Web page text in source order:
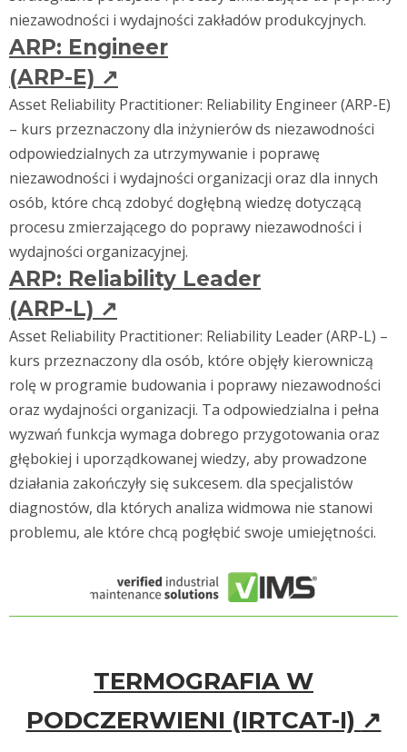
niezawodności i wydajności zakładów produkcyjnych.
ARP: Engineer
(ARP-E) ↗
Asset Reliability Practitioner: Reliability Engineer (ARP-E)
– kurs przeznaczony dla inżynierów ds niezawodności
odpowiedzialnych za utrzymywanie i poprawę
niezawodności i wydajności organizacji oraz dla innych
osób, które chcą zdobyć dogłębną wiedzę dotyczącą
procesu zmierzającego do poprawy niezawodności i
wydajności organizacyjnej.
ARP: Reliability Leader
(ARP-L) ↗
Asset Reliability Practitioner: Reliability Leader (ARP-L) –
kurs przeznaczony dla osób, które objęły kierowniczą
rolę w programie budowania i poprawy niezawodności
oraz wydajności organizacji. Ta odpowiedzialna i pełna
wyzwań funkcja wymaga dobrego przygotowania oraz
głębokiej i uporządkowanej wiedzy, aby prowadzone
działania zakończyły się sukcesem. dla specjalistów
diagnostów, dla których analiza widmowa nie stanowi
problemu, ale które chcą pogłębić swoje umiejętności.
TERMOGRAFIA W
PODCZERWIENI (IRTCAT-I) ↗